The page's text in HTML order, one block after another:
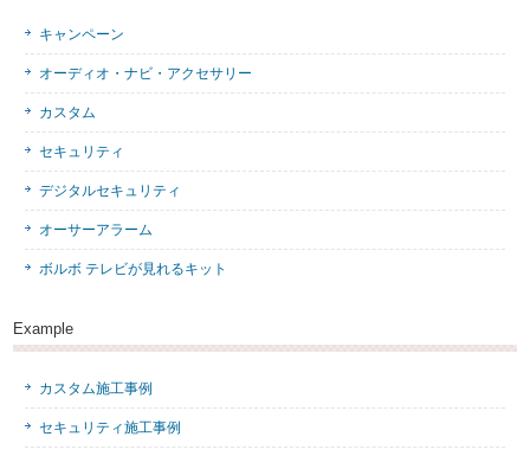
キャンペーン
オーディオ・ナビ・アクセサリー
カスタム
セキュリティ
デジタルセキュリティ
オーサーアラーム
ボルボ テレビが見れるキット
Example
カスタム施工事例
セキュリティ施工事例